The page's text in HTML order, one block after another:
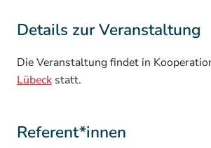
Details zur Veranstaltung
Die Veranstaltung findet in
Lübeckstatt.
Referent*innen